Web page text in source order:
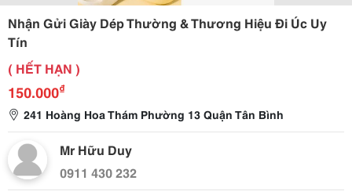
Nhận Gửi Giày Dép Thường & Thương Hiệu Đi Úc Uy
Tín
( HẾT HẠN )
150.000₫
241 Hoàng Hoa Thám Phường 13 Quận Tân Bình
Mr Hữu Duy
0911 430 232